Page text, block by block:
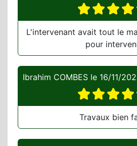
L'intervenant avait tout le
pour
Ibrahim COMBES le 16/11/
Travaux bien